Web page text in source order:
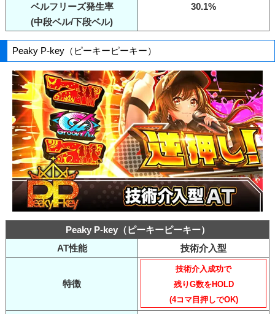
ベルフリーズ発生率
(中段ベル/下段ベル)
30.1%
Peaky P-key（ピーキーピーキー）
Peaky P-key（ピーキーピーキー）
AT性能
技術介入型
特徴
技術介入成功で
残りG数をHOLD
(4コマ目押しでOK)